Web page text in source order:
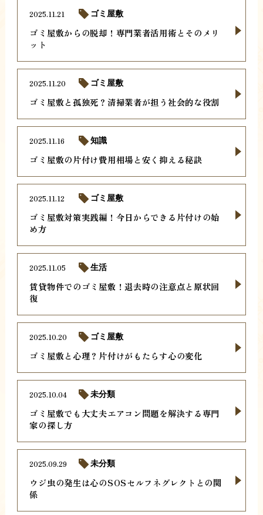
ゴミ屋敷からの脱却！専門業者活用術とそのメリ
ット
2025.11.21 ゴミ屋敷
ゴミ屋敷と孤独死？清掃業者が担う社会的な役割
2025.11.20 ゴミ屋敷
ゴミ屋敷の片付け費用相場と安く抑える秘訣
2025.11.16 知識
ゴミ屋敷対策実践編！今日からできる片付けの始
め方
2025.11.12 ゴミ屋敷
賃貸物件でのゴミ屋敷！退去時の注意点と原状回
復
2025.11.05 生活
ゴミ屋敷と心理？片付けがもたらす心の変化
2025.10.20 ゴミ屋敷
ゴミ屋敷でも大丈夫エアコン問題を解決する専門
家の探し方
2025.10.04 未分類
ウジ虫の発生は心のSOSセルフネグレクトとの関
係
2025.09.29 未分類